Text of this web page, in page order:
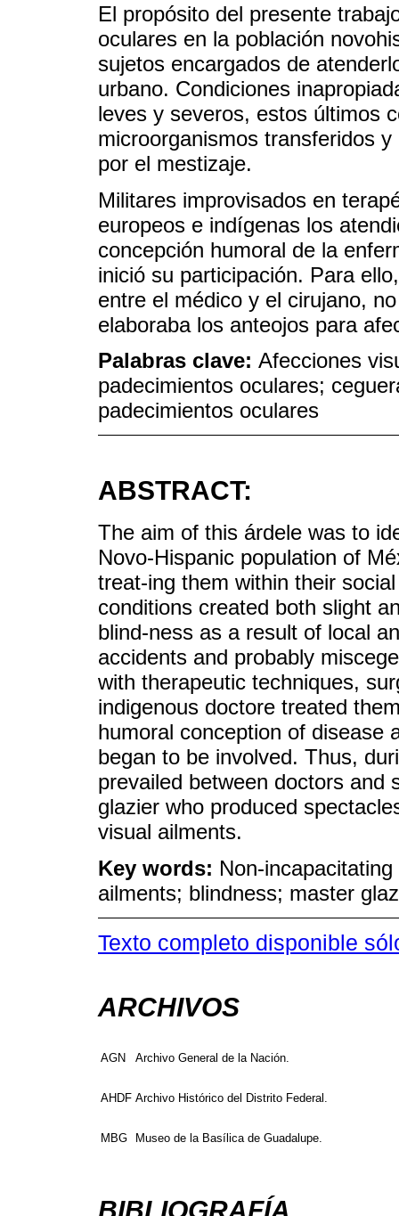
El propósito del presente
oculares en la población
sujetos encargados de
urbano. Condiciones
leves y severos, estos últimos
microorganismos transferidos
por el mestizaje.
Militares improvisados en
europeos e indígenas los
concepción humoral de la
inició su participación. Para
entre el médico y el cirujano,
elaboraba los anteojos para
Palabras clave: Afecciones
padecimientos oculares;
padecimientos oculares
ABSTRACT:
The aim of this árdele was to
Novo-Hispanic population of
treat-ing them within their
conditions created both slight
blind-ness as a result of local
accidents and probably
with therapeutic techniques,
indigenous doctore treated
humoral conception of disease
began to be involved. Thus,
prevailed between doctors and
glazier who produced
visual ailments.
Key words: Non-
ailments; blindness; master
Texto completo disponible
ARCHIVOS
AGN Archivo General de la Nación.
AHDF Archivo Histórico del Distrito Federal.
MBG Museo de la Basílica de Guadalupe.
BIBLIOGRAFÍA